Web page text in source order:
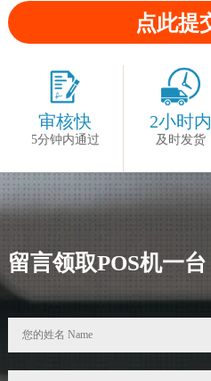
审核快
5分钟内通过
2小时内
及时发货
留言领取POS机一台